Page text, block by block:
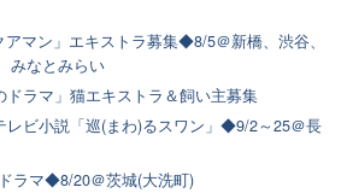
マン」エキストラ募集◆8/5＠新橋、渋谷、
みなとみらい
ラマ」猫エキストラ＆飼い主募集
レビ小説「巡(まわ)るスワン」◆9/2～25＠長
ラマ◆8/20＠茨城(大洗町)